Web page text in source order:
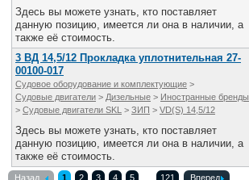
Здесь вы можете узнать, кто поставляет
данную позицию, имеется ли она в наличии, а
также её стоимость.
3 ВД 14,5/12 Прокладка уплотнительная 27-
00100-017
Судовое оборудование и комплектующие >
Судовые двигатели > Дизельные > Иностранные бренды
> Судовые двигатели SKL > ЗИП > VD(S) 14,5/12
Здесь вы можете узнать, кто поставляет
данную позицию, имеется ли она в наличии, а
также её стоимость.
Назад 1 2 3 4 5 121 Вперед